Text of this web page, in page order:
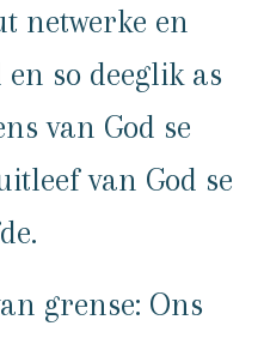
netwerke en
so deeglik as
van God se
van God se
grense: Ons